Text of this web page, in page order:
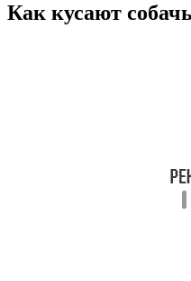
Как кусают